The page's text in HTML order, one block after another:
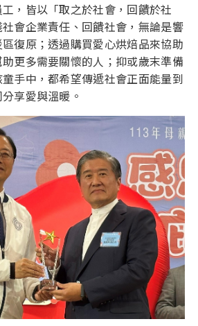
，皆以「取之於社會，回饋於社
會企業責任、回饋社會，無論是響
復原；透過購買愛心烘焙品來協助
更多需要關懷的人；抑或歲末準備
手中，都希望傳遞社會正面能量到
享愛與溫暖。